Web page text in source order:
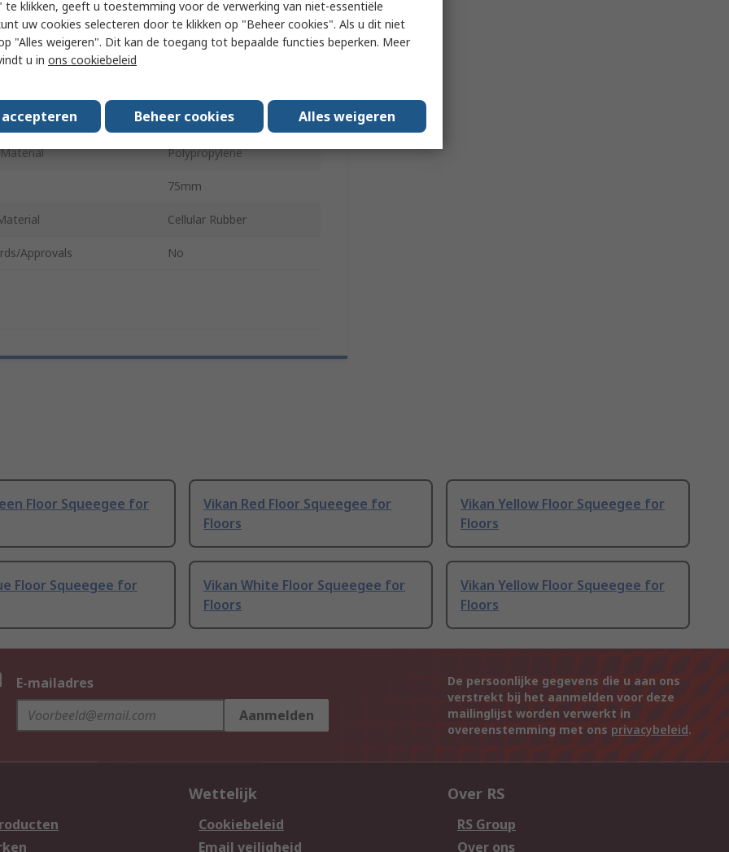
Blue
110mm
Included No
Polypropylene
75mm
Cellular Rubber
Approvals No
Floor Squeegee for
Vikan Red Floor Squeegee for
Floors
Vikan Yellow Floor Squeegee for
Floors
Floor Squeegee for
Vikan White Floor Squeegee for
Floors
Vikan Yellow Floor Squeegee for
Floors
E-mailadres
Aanmelden
De persoonlijke gegevens die u aan ons
verstrekt bij het aanmelden voor deze
mailinglijst worden verwerkt in
overeenstemming met ons privacybeleid.
Wettelijk
Cookiebeleid
Email veiligheid
Over RS
RS Group
Over ons
te klikken, geeft u toestemming voor de verwerking van niet-essentiële
uw cookies selecteren door te klikken op "Beheer cookies". Als u dit niet
"Alles weigeren". Dit kan de toegang tot bepaalde functies beperken. Meer
u in ons cookiebeleid
Beheer cookies Alles weigeren